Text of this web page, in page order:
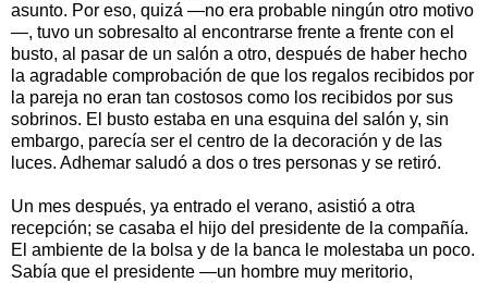
asunto. Por eso, quizá —no era probable ningún otro motivo
—, tuvo un sobresalto al encontrarse frente a frente con el
busto, al pasar de un salón a otro, después de haber hecho
la agradable comprobación de que los regalos recibidos por
la pareja no eran tan costosos como los recibidos por sus
sobrinos. El busto estaba en una esquina del salón y, sin
embargo, parecía ser el centro de la decoración y de las
luces. Adhemar saludó a dos o tres personas y se retiró.
Un mes después, ya entrado el verano, asistió a otra
recepción; se casaba el hijo del presidente de la compañía.
El ambiente de la bolsa y de la banca le molestaba un poco.
Sabía que el presidente —un hombre muy meritorio,